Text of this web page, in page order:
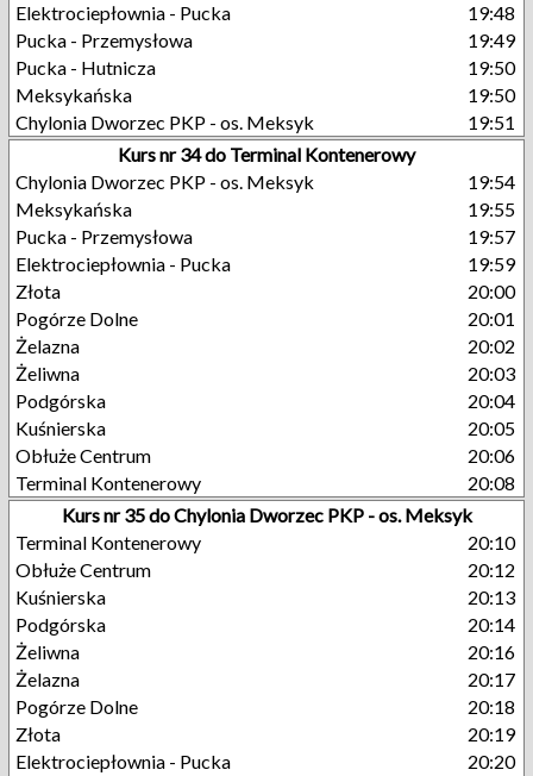
Elektrociepłownia - Pucka
19:48
Pucka - Przemysłowa
19:49
Pucka - Hutnicza
19:50
Meksykańska
19:50
Chylonia Dworzec PKP - os. Meksyk
19:51
Kurs nr 34 do Terminal Kontenerowy
Chylonia Dworzec PKP - os. Meksyk
19:54
Meksykańska
19:55
Pucka - Przemysłowa
19:57
Elektrociepłownia - Pucka
19:59
Złota
20:00
Pogórze Dolne
20:01
Żelazna
20:02
Żeliwna
20:03
Podgórska
20:04
Kuśnierska
20:05
Obłuże Centrum
20:06
Terminal Kontenerowy
20:08
Kurs nr 35 do Chylonia Dworzec PKP - os. Meksyk
Terminal Kontenerowy
20:10
Obłuże Centrum
20:12
Kuśnierska
20:13
Podgórska
20:14
Żeliwna
20:16
Żelazna
20:17
Pogórze Dolne
20:18
Złota
20:19
Elektrociepłownia - Pucka
20:20